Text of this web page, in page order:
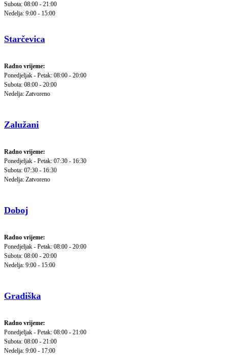
Subota: 08:00 - 21:00
Nedelja: 9:00 - 15:00
Starčevica
Radno vrijeme:
Ponedjeljak - Petak: 08:00 - 20:00
Subota: 08:00 - 20:00
Nedelja: Zatvoreno
Zalužani
Radno vrijeme:
Ponedjeljak - Petak: 07:30 - 16:30
Subota: 07:30 - 16:30
Nedelja: Zatvoreno
Doboj
Radno vrijeme:
Ponedjeljak - Petak: 08:00 - 20:00
Subota: 08:00 - 20:00
Nedelja: 9:00 - 15:00
Gradiška
Radno vrijeme:
Ponedjeljak - Petak: 08:00 - 21:00
Subota: 08:00 - 21:00
Nedelja: 9:00 - 17:00